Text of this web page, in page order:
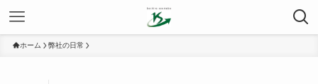
ホーム 弊社の日常